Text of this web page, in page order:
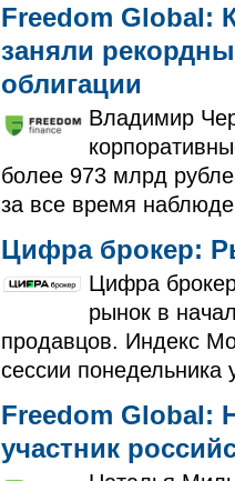
Freedom
заняли
облигации
Владимир
более 973 млрд
за все время
Цифра брокер:
Цифра
рынок в
продавцов. Индекс
сессии понедельника
Freedom Global:
участник